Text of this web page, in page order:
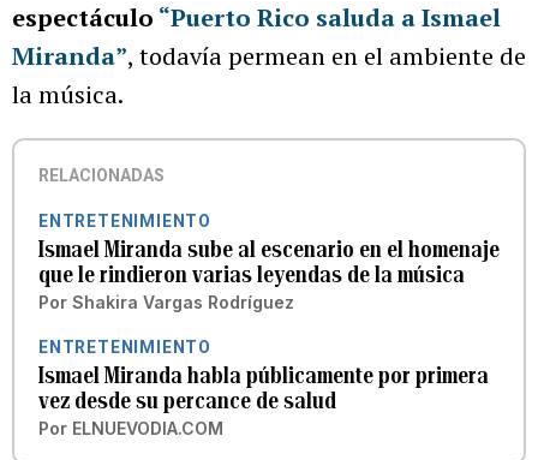
espectáculo “Puerto Rico saluda a Ismael
Miranda”, todavía permean en el ambiente de
la música.
RELACIONADAS
ENTRETENIMIENTO
Ismael Miranda sube al escenario en el homenaje
que le rindieron varias leyendas de la música
Por Shakira Vargas Rodríguez
ENTRETENIMIENTO
Ismael Miranda habla públicamente por primera
vez desde su percance de salud
Por ELNUEVODIA.COM